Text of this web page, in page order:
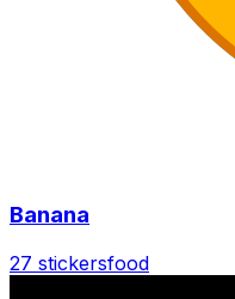
Banana
27 stickersfood